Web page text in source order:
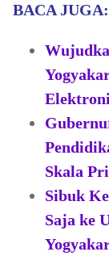
BACA JUGA:
Skala
Sibuk
Saja ke